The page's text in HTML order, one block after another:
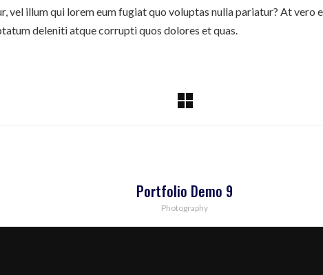
vel illum qui lorem eum fugiat quo voluptas nulla pariatur? At vero
deleniti atque corrupti quos dolores et quas.
Portfolio Demo 9
Photography